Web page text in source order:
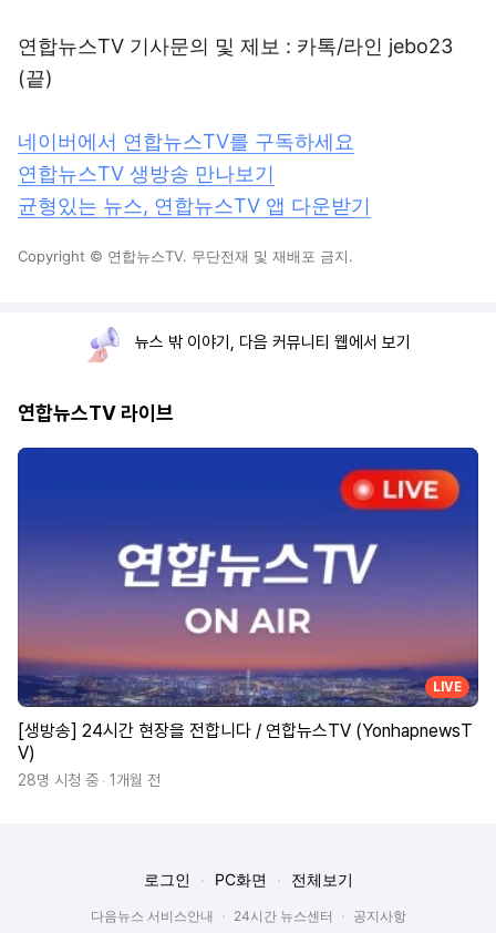
연합뉴스TV 기사문의 및 제보 : 카톡/라인 jebo23
(끝)
네이버에서 연합뉴스TV를 구독하세요
연합뉴스TV 생방송 만나보기
균형있는 뉴스, 연합뉴스TV 앱 다운받기
Copyright © 연합뉴스TV. 무단전재 및 재배포 금지.
뉴스 밖 이야기, 다음 커뮤니티 웹에서 보기
연합뉴스TV 라이브
LIVE
[생방송] 24시간 현장을 전합니다 / 연합뉴스TV (YonhapnewsT
V)
28명 시청 중 1개월 전
로그인 PC화면 전체보기
다음뉴스 서비스안내 24시간 뉴스센터
공지사항